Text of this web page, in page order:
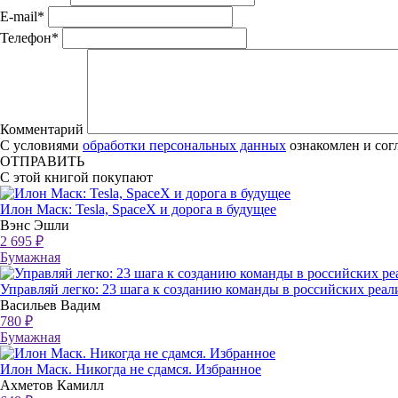
E-mail*
Телефон*
Комментарий
С условиями обработки персональных данных ознакомлен и
ОТПРАВИТЬ
С этой книгой покупают
Илон Маск: Tesla, SpaceX и дорога в будущее
Вэнс Эшли
2 695 ₽
Бумажная
Управляй легко: 23 шага к созданию команды в российских
Васильев Вадим
780 ₽
Бумажная
Илон Маск. Никогда не сдамся. Избранное
Ахметов Камилл